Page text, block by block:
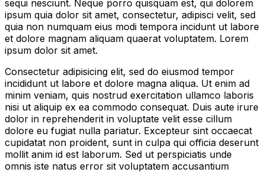
sequi nesciunt. Neque porro quisquam est, qui dolorem
ipsum quia dolor sit amet, consectetur, adipisci velit, sed
quia non numquam eius modi tempora incidunt ut labore
et dolore magnam aliquam quaerat voluptatem. Lorem
ipsum dolor sit amet.
Consectetur adipisicing elit, sed do eiusmod tempor
incididunt ut labore et dolore magna aliqua. Ut enim ad
minim veniam, quis nostrud exercitation ullamco laboris
nisi ut aliquip ex ea commodo consequat. Duis aute irure
dolor in reprehenderit in voluptate velit esse cillum
dolore eu fugiat nulla pariatur. Excepteur sint occaecat
cupidatat non proident, sunt in culpa qui officia deserunt
mollit anim id est laborum. Sed ut perspiciatis unde
omnis iste natus error sit voluptatem accusantium